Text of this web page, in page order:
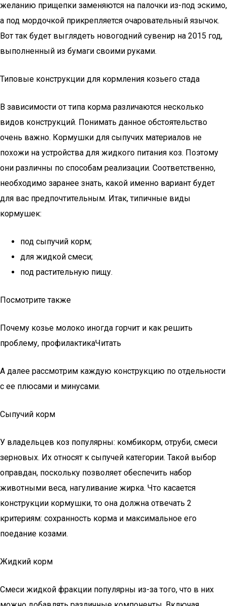
желанию прищепки заменяются на палочки из-под эскимо,
а под мордочкой прикрепляется очаровательный язычок.
Вот так будет выглядеть новогодний сувенир на 2015 год,
выполненный из бумаги своими руками.
Типовые конструкции для кормления козьего стада
В зависимости от типа корма различаются несколько
видов конструкций. Понимать данное обстоятельство
очень важно. Кормушки для сыпучих материалов не
похожи на устройства для жидкого питания коз. Поэтому
они различны по способам реализации. Соответственно,
необходимо заранее знать, какой именно вариант будет
для вас предпочтительным. Итак, типичные виды
кормушек:
под сыпучий корм;
для жидкой смеси;
под растительную пищу.
Посмотрите также
Почему козье молоко иногда горчит и как решить
проблему, профилактикаЧитать
А далее рассмотрим каждую конструкцию по отдельности
с ее плюсами и минусами.
Сыпучий корм
У владельцев коз популярны: комбикорм, отруби, смеси
зерновых. Их относят к сыпучей категории. Такой выбор
оправдан, поскольку позволяет обеспечить набор
животными веса, нагуливание жирка. Что касается
конструкции кормушки, то она должна отвечать 2
критериям: сохранность корма и максимальное его
поедание козами.
Жидкий корм
Смеси жидкой фракции популярны из-за того, что в них